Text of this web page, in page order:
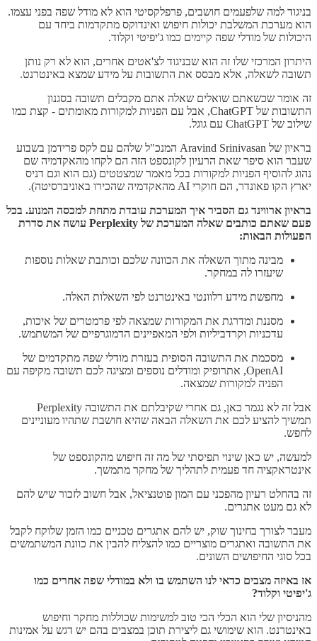
בניגוד למה שלפעמים חושבים, פרפלקסיטי הוא לא מודל שפה בפני עצמו.
הוא מערכת המשלבת יכולות חיפוש ואינדוקס מתקדמות ביחד עם
היכולות של מודלי שפה קיימים כמו ג'יפיטי וקלוד.
היתרון המרכזי שלו זה הוא שבניגוד לצ'אטים אחרים, הוא לא רק נותן
תשובה לשאלה, אלא מבסס את התשובות על מידע שמצא באינטרנט.
זה אומר שכשאתם שואלים שאלה אתם מקבלים תשובה בסגנון
התשובות של ChatGPT, אבל עם הפניות למקורות מאומתים - קצת כמו
שילוב של ChatGPT עם גוגל.
בראיון של Aravind Srinivasan המנכ"ל שלהם עם לקס פרידמן בשבוע
שעבר הוא סיפר שאת הרעיון לקונספט הזה הם לקחו מהאקדמיה שם
נהוג להוסיף הפניות למקורות בכל מאמר שמצטטים (גם הוא וגם דניס
יארץ הקו פאונדר, הם חוקרי AI מהאקדמיה שהכירו באוניברסיטה).
בראיון ארווינד גם הסביר איך המערכת עובדת מתחת למכסה המנוע. בכל
פעם שאתם כותבים שאלה המערכת של Perplexity עושה את סדרת
הפעולות הבאות:
מבינה מתוך השאלה את הכוונה שלכם וכותבת שאלות נוספות
שיעזרו לה במחקר.
מחפשת מידע רלוונטי באינטרנט לפי השאלות האלה.
מסננת ומדרגת את המקורות שמצאה לפי פרמטרים של איכות,
עדכניות וקרדביליות ולפי המאפיינים הדמוגרפיים של המשתמש.
מסכמת את התשובה הסופית בעזרת מודלי שפה מתקדמים של
OpenAI, אתרופיק ומודלים נוספים ומציגה לכם תשובה מקיפה עם
הפניה למקורות שמצאה.
אבל זה לא נגמר כאן, גם אחרי שקיבלתם את התשובה Perplexity
תמשיך להציע לכם את השאלה הבאה שהיא חושבת שתהיו מעוניינים
לחפש.
למעשה, יש כאן שינוי תפיסתי של מה זה חיפוש מהקונספט של
אינטראקציה חד פעמית לתהליך של מחקר מתמשך.
זה בהחלט רעיון מהפכני עם המון פוטנציאל, אבל חשוב לזכור שיש להם
לא גם מעט אתגרים.
מעבר לצורך בחינוך שוק, יש להם אתגרים טכניים כמו הזמן שלוקח לקבל
את התשובה ואתגרים מוצריים כמו להצליח להבין את כוונת המשתמשים
בכל סוגי החיפושים השונים.
אז באיזה מצבים כדאי לנו השתמש בו ולא במודלי שפה אחרים כמו
ג'יפיטי וקלוד?
מהניסיון שלי הוא הכלי הכי טוב למשימות שכוללות מחקר וחיפוש
באינטרנט. הוא שימושי גם ליצירת תוכן במצבים בהם יש דגש על אמינות